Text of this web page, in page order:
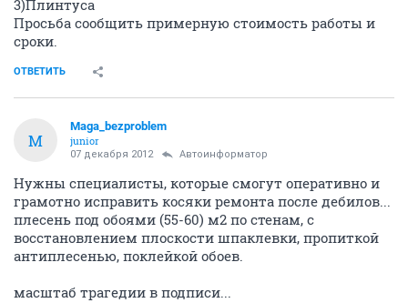
3)Плинтуса
Просьба сообщить примерную стоимость работы и
сроки.
ОТВЕТИТЬ
M
Maga_bezproblem
junior
07 декабря 2012 Автоинформатор
Нужны специалисты, которые смогут оперативно и
грамотно исправить косяки ремонта после дебилов...
плесень под обоями (55-60) м2 по стенам, с
восстановлением плоскости шпаклевки, пропиткой
антиплесенью, поклейкой обоев.
масштаб трагедии в подписи...